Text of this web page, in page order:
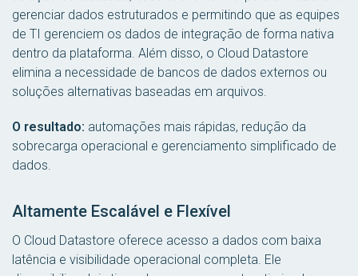
gerenciar dados estruturados e permitindo que as equipes
de TI gerenciem os dados de integração de forma nativa
dentro da plataforma. Além disso, o Cloud Datastore
elimina a necessidade de bancos de dados externos ou
soluções alternativas baseadas em arquivos.
O resultado: automações mais rápidas, redução da
sobrecarga operacional e gerenciamento simplificado de
dados.
Altamente Escalável e Flexível
O Cloud Datastore oferece acesso a dados com baixa
latência e visibilidade operacional completa. Ele